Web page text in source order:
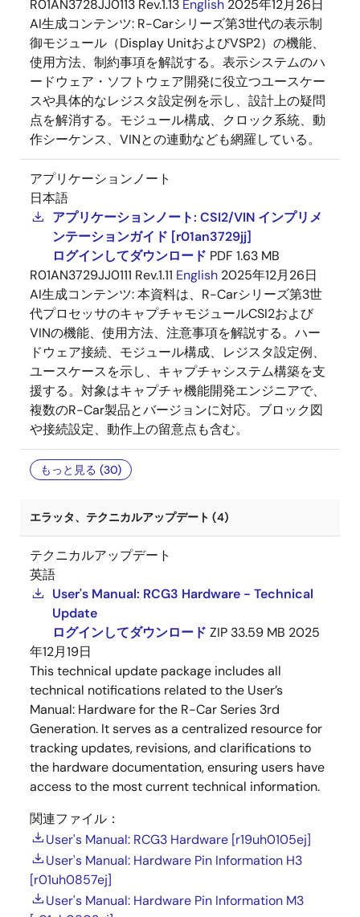
R01AN3728JJ0113 Rev.1.13 English 2025年12月26日
AI生成コンテンツ: R-Carシリーズ第3世代の表示制
御モジュール（Display UnitおよびVSP2）の機能、
使用方法、制約事項を解説する。表示システムのハ
ードウェア・ソフトウェア開発に役立つユースケー
スや具体的なレジスタ設定例を示し、設計上の疑問
点を解消する。モジュール構成、クロック系統、動
作シーケンス、VINとの連動なども網羅している。
アプリケーションノート
日本語
アプリケーションノート: CSI2/VIN インプリメ
ンテーションガイド [r01an3729jj]
ログインしてダウンロード PDF 1.63 MB
R01AN3729JJ0111 Rev.1.11 English 2025年12月26日
AI生成コンテンツ:本資料は、R-Carシリーズ第3世
代プロセッサのキャプチャモジュールCSI2および
VINの機能、使用方法、注意事項を解説する。ハー
ドウェア接続、モジュール構成、レジスタ設定例、
ユースケースを示し、キャプチャシステム構築を支
援する。対象はキャプチャ機能開発エンジニアで、
複数のR-Car製品とバージョンに対応。ブロック図
や接続設定、動作上の留意点も含む。
もっと見る (30)
エラッタ、テクニカルアップデート (4)
テクニカルアップデート
英語
User's Manual: RCG3 Hardware - Technical
Update
ログインしてダウンロード ZIP 33.59 MB 2025
年12月19日
This technical update package includes all
technical notifications related to the User’s
Manual: Hardware for the R-Car Series 3rd
Generation. It serves as a centralized resource for
tracking updates, revisions, and clarifications to
the hardware documentation, ensuring users have
access to the most current technical information.
関連ファイル：
User's Manual: RCG3 Hardware [r19uh0105ej]
User's Manual: Hardware Pin Information H3
[r01uh0857ej]
User's Manual: Hardware Pin Information M3